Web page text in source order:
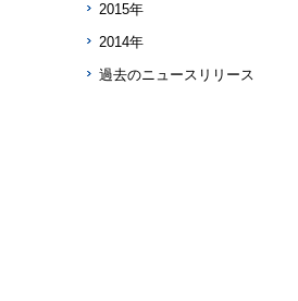
2015年
2014年
過去のニュースリリース